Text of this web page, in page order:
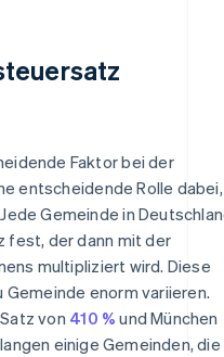
Faktor bei der
entscheidende Rolle dabei,
Gemeinde in
fest, der dann mit der
multipliziert wird. Diese
enorm variieren.
von 410 % und München
einige Gemeinden, die